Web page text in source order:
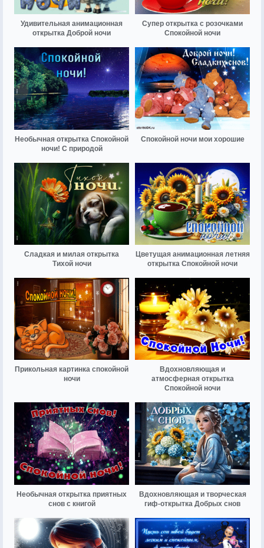
Удивительная анимационная
открытка Доброй ночи
Супер открытка с розочками
Спокойной ночи
Необычная открытка Спокойной
ночи! С природой
Спокойной ночи мои хорошие
Сладкая и милая открытка
Тихой ночи
Цветущая анимационная летняя
открытка Спокойной ночи
Прикольная картинка спокойной
ночи
Вдохновляющая и
атмосферная открытка
Спокойной ночи
Необычная открытка приятных
снов с книгой
Вдохновляющая и творческая
гиф-открытка Добрых снов